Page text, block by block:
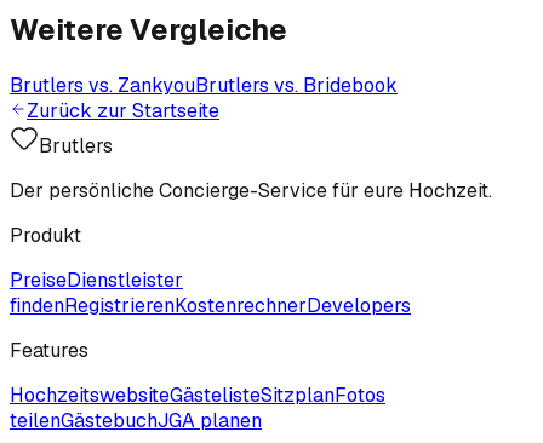
Weitere Vergleiche
Brutlers vs. ZankyouBrutlers vs. Bridebook
Zurück zur Startseite
Brutlers
Der persönliche Concierge-Service für eure Hochzeit.
Produkt
PreiseDienstleister
findenRegistrierenKostenrechnerDevelopers
Features
HochzeitswebsiteGästelisteSitzplanFotos
teilenGästebuchJGA planen